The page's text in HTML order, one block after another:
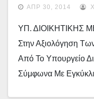
ΑΠΡ 30, 2014
ΥΠ. ΔΙΟΙΚΗΤΙΚΗΣ
Στην Αξιολόγηση
Από Το Υπουργείο
Σύμφωνα Με